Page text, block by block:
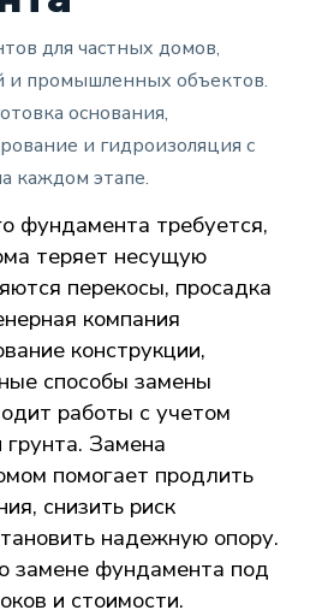
для частных домов,
и промышленных объектов.
основания,
и гидроизоляция с
каждом этапе.
фундамента требуется,
теряет несущую
перекосы, просадка
компания
конструкции,
способы замены
работы с учетом
грунта. Замена
помогает продлить
снизить риск
надежную опору.
замене фундамента под
и стоимости.